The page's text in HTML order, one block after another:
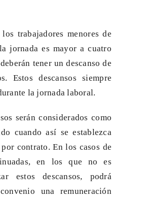
trabajadores menores de
jornada es mayor a cuatro
tener un descanso de
Estos descansos siempre
la jornada laboral.
serán considerados como
cuando así se establezca
contrato. En los casos de
en los que no es
estos descansos, podrá
una remuneración